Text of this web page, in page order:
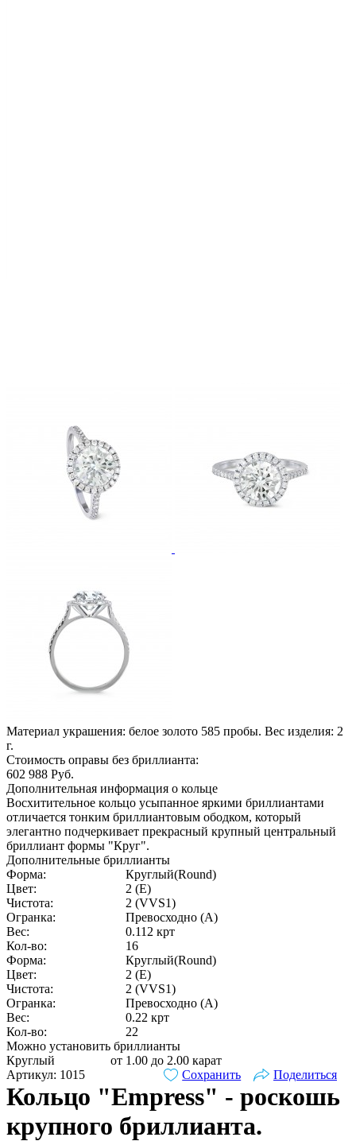
Материал украшения: белое золото 585 пробы. Вес изделия: 2
г.
Стоимость оправы без бриллианта:
602 988 Руб.
Дополнительная информация о кольце
Восхитительное кольцо усыпанное яркими бриллиантами
отличается тонким бриллиантовым ободком, который
элегантно подчеркивает прекрасный крупный центральный
бриллиант формы "Круг".
Дополнительные бриллианты
Форма:
Круглый(Round)
Цвет:
2 (E)
Чистота:
2 (VVS1)
Огранка:
Превосходно (А)
Вес:
0.112 крт
Кол-во:
16
Форма:
Круглый(Round)
Цвет:
2 (E)
Чистота:
2 (VVS1)
Огранка:
Превосходно (А)
Вес:
0.22 крт
Кол-во:
22
Можно установить бриллианты
Круглый
от 1.00 до 2.00 карат
Артикул: 1015
Сохранить Поделиться
Кольцо "Empress" - роскошь
крупного бриллианта.